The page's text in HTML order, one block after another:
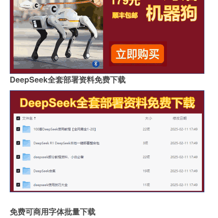
DeepSeek全套部署资料免费下载
免费可商用字体批量下载